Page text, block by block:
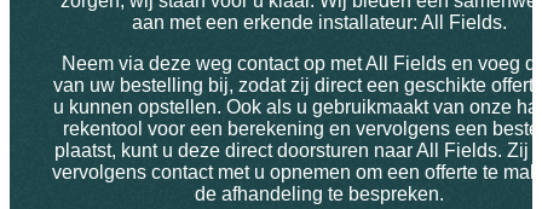
aan met een erkende installateur: All Fields.
Neem via deze weg contact op met All Fields en voeg
van uw bestelling bij, zodat zij direct een geschikte
u kunnen opstellen. Ook als u gebruikmaakt van onze
rekentool voor een berekening en vervolgens een
plaatst, kunt u deze direct doorsturen naar All Fields. Zij
vervolgens contact met u opnemen om een offerte te
de afhandeling te bespreken.